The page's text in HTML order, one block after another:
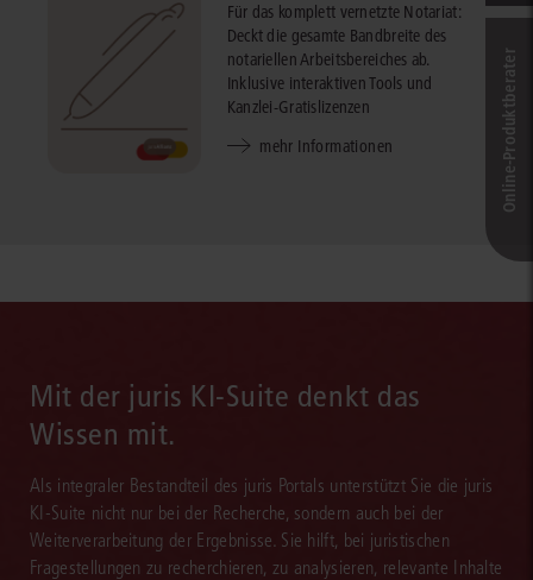
Für das komplett vernetzte Notariat:
Deckt die gesamte Bandbreite des
notariellen Arbeitsbereiches ab.
Inklusive interaktiven Tools und
Kanzlei-Gratislizenzen
mehr Informationen
Mit der juris KI-Suite denkt das
Wissen mit.
Als integraler Bestandteil des juris Portals unterstützt Sie die juris
KI-Suite nicht nur bei der Recherche, sondern auch bei der
Weiterverarbeitung der Ergebnisse. Sie hilft, bei juristischen
Fragestellungen zu recherchieren, zu analysieren, relevante Inhalte
Online-Produkt­berater